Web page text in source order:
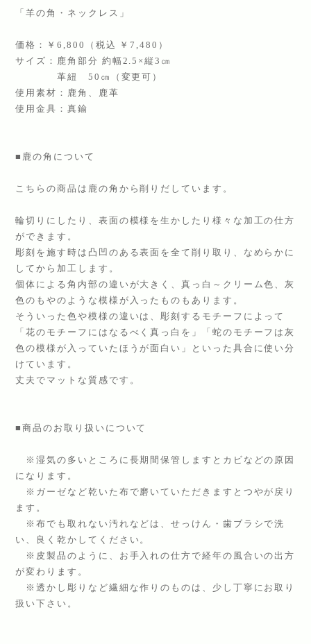
「羊の角・ネックレス」
価格：￥6,800（税込 ￥7,480）
サイズ：鹿角部分 約幅2.5×縦3㎝
革紐 50㎝（変更可）
使用素材：鹿角、鹿革
使用金具：真鍮
■鹿の角について
こちらの商品は鹿の角から削りだしています。
輪切りにしたり、表面の模様を生かしたり様々な加工の仕方
ができます。
彫刻を施す時は凸凹のある表面を全て削り取り、なめらかに
してから加工します。
個体による角内部の違いが大きく、真っ白～クリーム色、灰
色のもやのような模様が入ったものもあります。
そういった色や模様の違いは、彫刻するモチーフによって
「花のモチーフにはなるべく真っ白を」「蛇のモチーフは灰
色の模様が入っていたほうが面白い」といった具合に使い分
けています。
丈夫でマットな質感です。
■商品のお取り扱いについて
※湿気の多いところに長期間保管しますとカビなどの原因
になります。
※ガーゼなど乾いた布で磨いていただきますとつやが戻り
ます。
※布でも取れない汚れなどは、せっけん・歯ブラシで洗
い、良く乾かしてください。
※皮製品のように、お手入れの仕方で経年の風合いの出方
が変わります。
※透かし彫りなど繊細な作りのものは、少し丁寧にお取り
扱い下さい。